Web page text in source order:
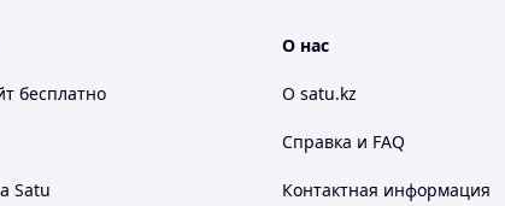
/ Оперативная память 12 GB /Объем
см
/ NFC: Да / Количество SIM-карт: 2 /
AMOLED 2X / Процессор : Snapdragon 8 Elite
бесплатно
Satu
О нас
О satu.kz
Справка и FAQ
Контактная информация